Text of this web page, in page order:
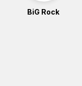
BiG Rock